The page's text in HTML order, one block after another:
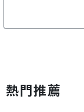
熱門推薦